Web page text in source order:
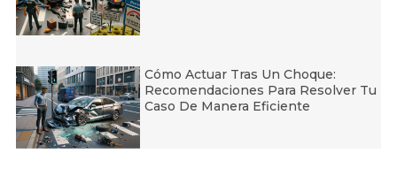
Cómo Actuar Tras Un Choque:
Recomendaciones Para Resolver Tu
Caso De Manera Eficiente